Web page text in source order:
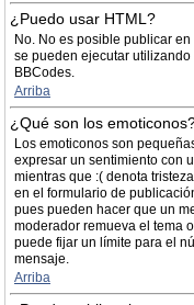
¿Puedo usar HTML?
No. No es posible publicar
se pueden ejecutar
BBCodes.
Arriba
¿Qué son los
Los emoticonos son
expresar un sentimiento con
mientras que :( denota
en el formulario de
pues pueden hacer que un
moderador remueva el tema
puede fijar un límite para el
mensaje.
Arriba